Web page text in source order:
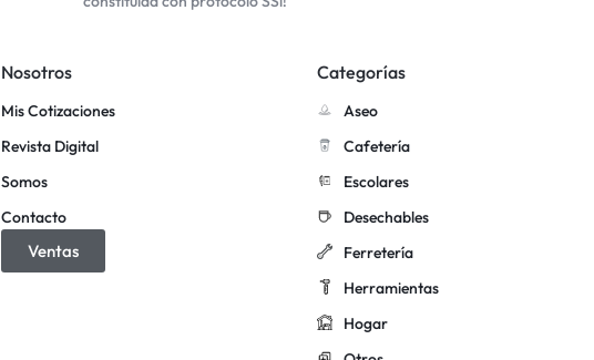
Nosotros
Mis Cotizaciones
Revista Digital
Somos
Contacto
Ventas
Categorías
Aseo
Cafetería
Escolares
Desechables
Ferretería
Herramientas
Hogar